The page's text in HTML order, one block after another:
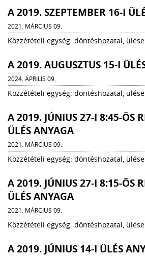
A 2019. SZEPTEMBER 16-I
2021. MÁRCIUS 09.
Közzétételi egység: döntéshozatal,
A 2019. AUGUSZTUS 15-I
2024. ÁPRILIS 09.
Közzétételi egység: döntéshozatal,
A 2019. JÚNIUS 27-I 8:45-ÖS
ÜLÉS ANYAGA
2021. MÁRCIUS 09.
Közzétételi egység: döntéshozatal,
A 2019. JÚNIUS 27-I 8:15-ÖS
ÜLÉS ANYAGA
2021. MÁRCIUS 09.
Közzétételi egység: döntéshozatal,
A 2019. JÚNIUS 14-I ÜLÉS